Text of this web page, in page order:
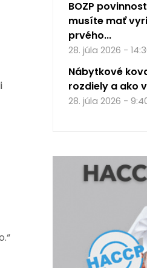
BOZP
musíte mať
prvého...
28. júla 2026 -
Nábytkové
rozdiely a ako
28. júla 2026 -